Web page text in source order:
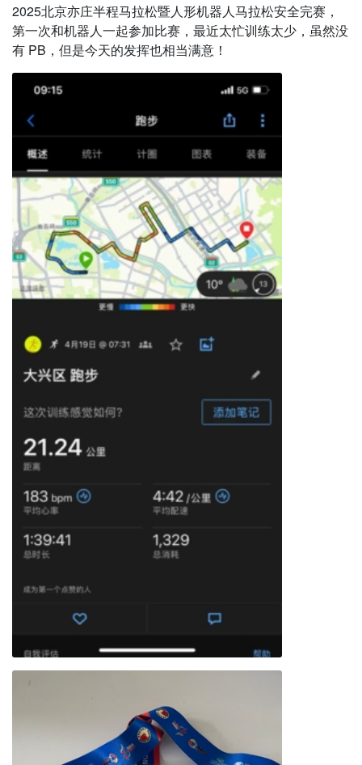
2025北京亦庄半程马拉松暨人形机器人马拉松安全完赛，
第一次和机器人一起参加比赛，最近太忙训练太少，虽然没
有 PB，但是今天的发挥也相当满意！